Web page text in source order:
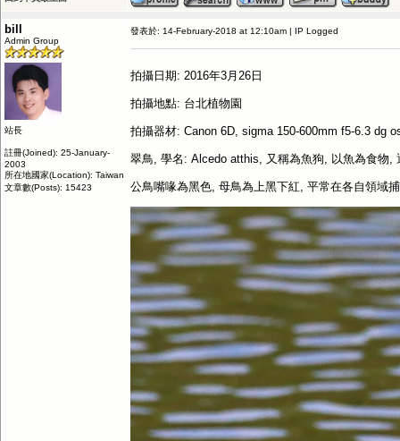
bill
Admin Group
站長
註冊(Joined): 25-January-
2003
所在地國家(Location): Taiwan
文章數(Posts): 15423
發表於: 14-February-2018 at 12:10am | IP Logged
拍攝日期: 2016年3月26日
拍攝地點: 台北植物園
拍攝器材: Canon 6D, sigma 150-600mm f5-6.3 dg
翠鳥, 學名: Alcedo atthis, 又稱為魚狗, 以魚為食物,
公鳥嘴喙為黑色, 母鳥為上黑下紅, 平常在各自領域